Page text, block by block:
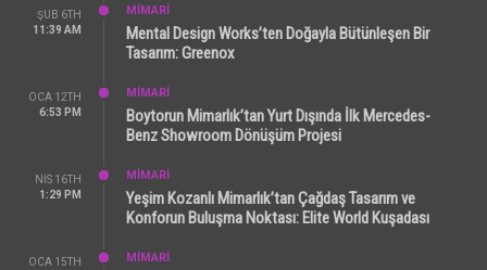
ŞUB 6TH
11:39 AM
MİMARİ
Mental Design Works’ten Doğayla Bütünleşen Bir
Tasarım: Greenox
OCA 12TH
6:53 PM
MİMARİ
Boytorun Mimarlık’tan Yurt Dışında İlk Mercedes-
Benz Showroom Dönüşüm Projesi
NIS 16TH
1:29 PM
MİMARİ
Yeşim Kozanlı Mimarlık’tan Çağdaş Tasarım ve
Konforun Buluşma Noktası: Elite World Kuşadası
OCA 15TH
MİMARİ